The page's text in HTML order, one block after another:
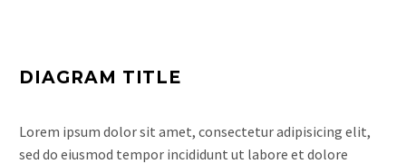
DIAGRAM TITLE
Lorem ipsum dolor sit amet, consectetur adipisicing elit,
sed do eiusmod tempor incididunt ut labore et dolore